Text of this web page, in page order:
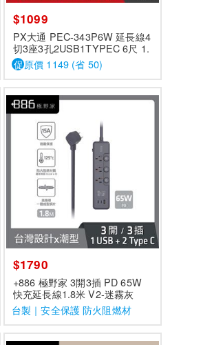
$1099
PX大通 PEC-343P6W 延長線4
切3座3孔2USB1TYPEC 6尺 1.
8M
促原價 1149 (省 50)
$1790
+886 極野家 3開3插 PD 65W
快充延長線1.8米 V2-迷霧灰
台製｜安全保護 防火阻燃材
質